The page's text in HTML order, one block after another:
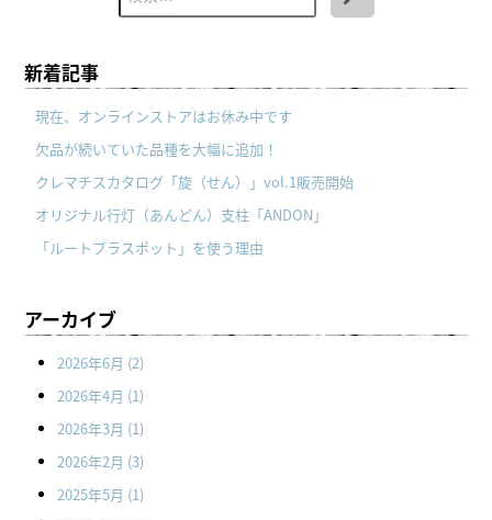
新着記事
現在、オンラインストアはお休み中です
欠品が続いていた品種を大幅に追加！
クレマチスカタログ「旋（せん）」vol.1販売開始
オリジナル行灯（あんどん）支柱「ANDON」
「ルートプラスポット」を使う理由
アーカイブ
2026年6月 (2)
2026年4月 (1)
2026年3月 (1)
2026年2月 (3)
2025年5月 (1)